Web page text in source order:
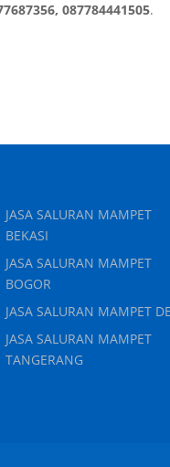
087784441505.
JASA SALURAN MAMPET
BEKASI
JASA SALURAN MAMPET
BOGOR
JASA SALURAN MAMPET
JASA SALURAN MAMPET
TANGERANG